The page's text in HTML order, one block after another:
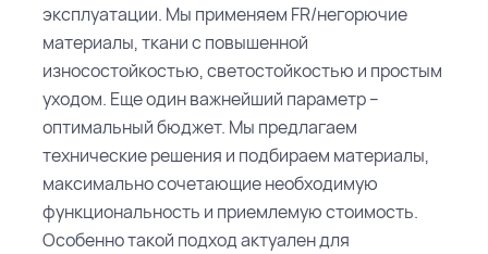
эксплуатации. Мы применяем FR/негорючие
материалы, ткани с повышенной
износостойкостью, светостойкостью и простым
уходом. Еще один важнейший параметр –
оптимальный бюджет. Мы предлагаем
технические решения и подбираем материалы,
максимально сочетающие необходимую
функциональность и приемлемую стоимость.
Особенно такой подход актуален для